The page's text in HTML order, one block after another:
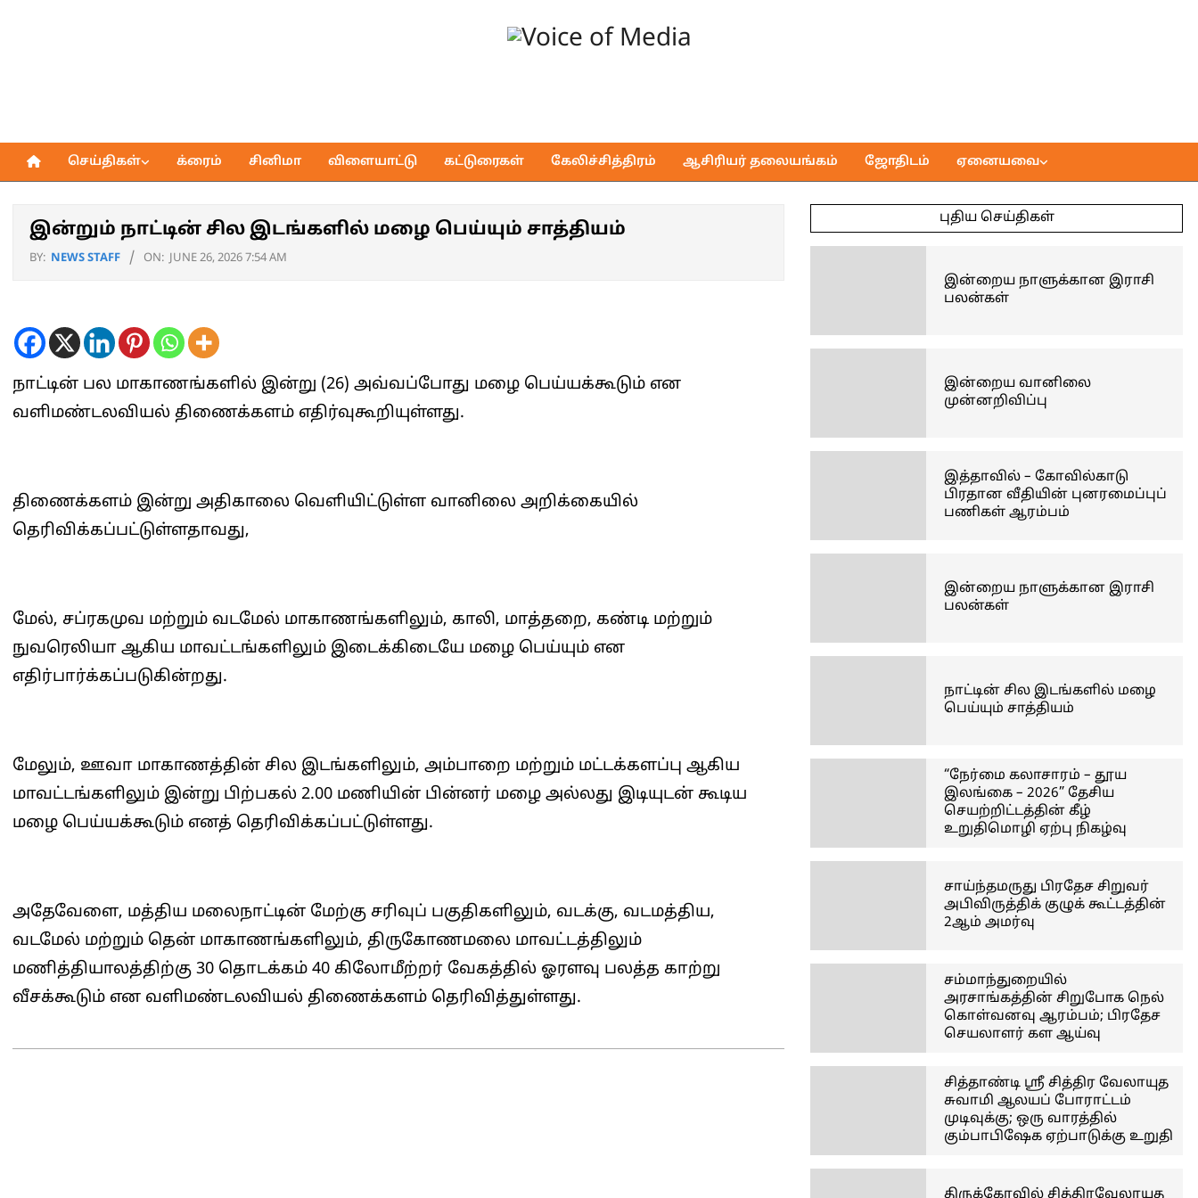
of
Media
Primary
செய்திகள் க்ரைம் சினிமா விளையாட்டு கட்டுரைகள் கேலிச்சித்திரம் ஆசிரியர் தலையங்கம் ஜோதிடம் ஏனையவை
இன்றும் நாட்டின் சில இடங்களில் மழை பெய்யும் சாத்தியம்
BY: NEWS STAFF ON: JUNE 26, 2026 7:54 AM
நாட்டின் பல மாகாணங்களில் இன்று (26) அவ்வப்போது மழை பெய்யக்கூடும் என
வளிமண்டலவியல் திணைக்களம் எதிர்வுகூறியுள்ளது.
திணைக்களம் இன்று அதிகாலை வௌியிட்டுள்ள வானிலை அறிக்கையில்
தெரிவிக்கப்பட்டுள்ளதாவது,
மேல், சப்ரகமுவ மற்றும் வடமேல் மாகாணங்களிலும், காலி, மாத்தறை, கண்டி மற்றும்
நுவரெலியா ஆகிய மாவட்டங்களிலும் இடைக்கிடையே மழை பெய்யும் என
எதிர்பார்க்கப்படுகின்றது.
மேலும், ஊவா மாகாணத்தின் சில இடங்களிலும், அம்பாறை மற்றும் மட்டக்களப்பு ஆகிய
மாவட்டங்களிலும் இன்று பிற்பகல் 2.00 மணியின் பின்னர் மழை அல்லது இடியுடன் கூடிய
மழை பெய்யக்கூடும் எனத் தெரிவிக்கப்பட்டுள்ளது.
அதேவேளை, மத்திய மலைநாட்டின் மேற்கு சரிவுப் பகுதிகளிலும், வடக்கு, வடமத்திய,
வடமேல் மற்றும் தென் மாகாணங்களிலும், திருகோணமலை மாவட்டத்திலும்
மணித்தியாலத்திற்கு 30 தொடக்கம் 40 கிலோமீற்றர் வேகத்தில் ஓரளவு பலத்த காற்று
வீசக்கூடும் என வளிமண்டலவியல் திணைக்களம் தெரிவித்துள்ளது.
புதிய செய்திகள்
இன்றைய நாளுக்கான இராசி
பலன்கள்
இன்றைய வானிலை
முன்னறிவிப்பு
இத்தாவில் – கோவில்காடு
பிரதான வீதியின் புனரமைப்புப்
பணிகள் ஆரம்பம்
இன்றைய நாளுக்கான இராசி
பலன்கள்
நாட்டின் சில இடங்களில் மழை
பெய்யும் சாத்தியம்
“நேர்மை கலாசாரம் – தூய
இலங்கை – 2026” தேசிய
செயற்றிட்டத்தின் கீழ்
உறுதிமொழி ஏற்பு நிகழ்வு
சாய்ந்தமருது பிரதேச சிறுவர்
அபிவிருத்திக் குழுக் கூட்டத்தின்
2ஆம் அமர்வு
சம்மாந்துறையில்
அரசாங்கத்தின் சிறுபோக நெல்
கொள்வனவு ஆரம்பம்; பிரதேச
செயலாளர் கள ஆய்வு
சித்தாண்டி ஸ்ரீ சித்திர வேலாயுத
சுவாமி ஆலயப் போராட்டம்
முடிவுக்கு; ஒரு வாரத்தில்
கும்பாபிஷேக ஏற்பாடுக்கு உறுதி